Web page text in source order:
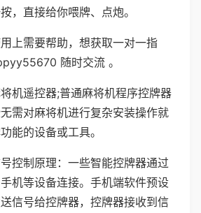
，直接给你喂牌、点炮。
上需要帮助，想获取一对一指
随时交流 。
机遥控器;普通麻将机程序控牌器
需对麻将机进行复杂安装操作就
能的设备或工具。
控制原理：一些智能控牌器通过
机等设备连接。手机端软件预设
信号给控牌器，控牌器接收到信